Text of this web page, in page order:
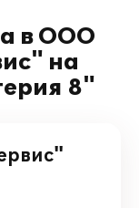
в ООО
на
8"